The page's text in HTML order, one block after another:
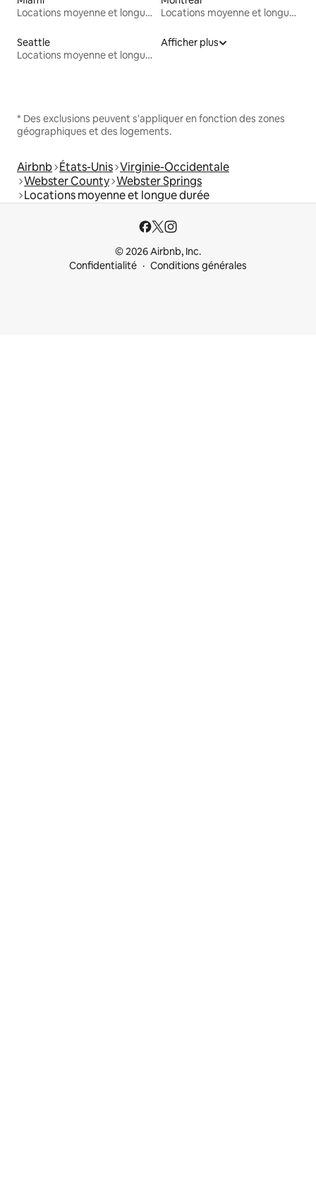
Locations moyenne et longue durée
Locations moyenne et longue durée
Seattle
Locations moyenne et longue durée
Afficher plus
* Des exclusions peuvent s'appliquer en fonction des zones
géographiques et des logements.
Airbnb États-Unis Virginie-Occidentale
Webster County Webster Springs
Locations moyenne et longue durée
© 2026 Airbnb, Inc.
Confidentialité
Conditions générales